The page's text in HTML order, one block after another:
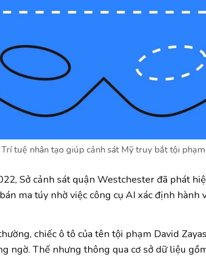
Trí tuệ nhân tạo giúp cảnh sát Mỹ truy bắt tội phạm
Sở cảnh sát quận Westchester đã phát
ma túy nhờ việc công cụ AI xác định hành
chiếc ô tô của tên tội phạm David
ngờ. Thế nhưng thông qua cơ sở dữ liệu